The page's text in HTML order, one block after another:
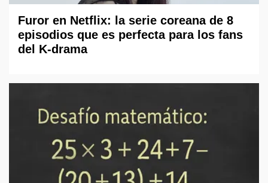
Furor en Netflix: la serie coreana de 8
episodios que es perfecta para los fans
del K-drama